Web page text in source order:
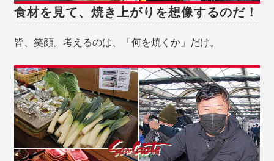
食材を見て、焼き上がりを想像するのだ！
皆、笑顔。考えるのは、「何を焼くか」だけ。